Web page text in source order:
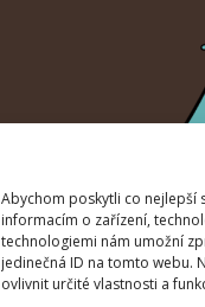
Abychom poskytli co nejlepší
informacím o zařízení,
technologiemi nám umožní
jedinečná ID na tomto webu.
ovlivnit určité vlastnosti a